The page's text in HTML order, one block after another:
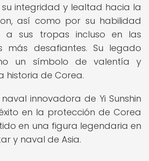
integridad y lealtad hacia la
así como por su habilidad
a sus tropas incluso en las
más desafiantes. Su legado
un símbolo de valentía y
historia de Corea.
innovadora de Yi Sunshin
en la protección de Corea
en una figura legendaria en
y naval de Asia.